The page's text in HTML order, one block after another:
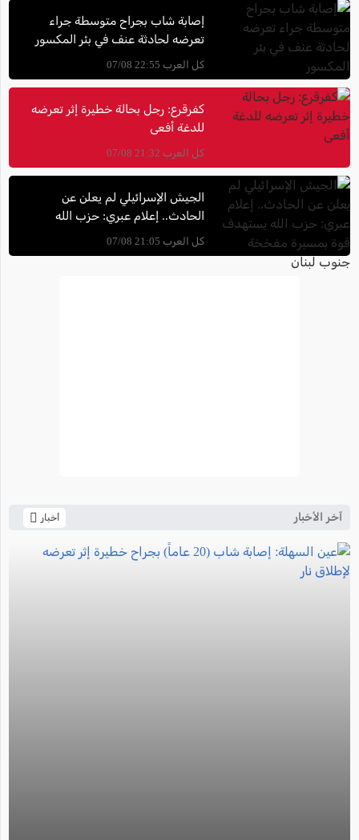
إصابة شاب بجراح متوسطة جراء
تعرضه لحادثة عنف في بئر المكسور
كل العرب 22:55 07/08
كفرقرع: رجل بحالة خطيرة إثر تعرضه
للدغة أفعى
كل العرب 21:32 07/08
الجيش الإسرائيلي لم يعلن عن
الحادث.. إعلام عبري: حزب الله
يستهدف قوة بمسيرة مفخخة جنوب
لبنان
كل العرب 21:05 07/08
آخر الأخبار أخبار